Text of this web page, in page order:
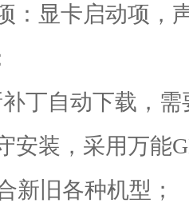
：显卡启动项，
丁自动下载，
安装，采用万能
新旧各种机型；